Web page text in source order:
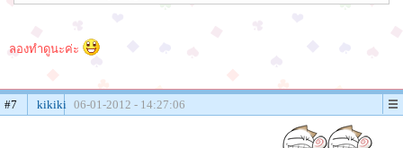
ลองทำดูนะค่ะ
#7 kikiki 06-01-2012 - 14:27:06